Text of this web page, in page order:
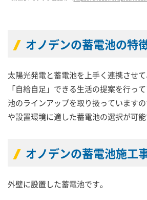
オノデンの蓄電池の特
太陽光発電と蓄電池を上手く連携させ
「自給自足」できる生活の提案を行っ
池のラインアップを取り扱っています
や設置環境に適した蓄電池の選択が可能
オノデンの蓄電池施工
外壁に設置した蓄電池です。